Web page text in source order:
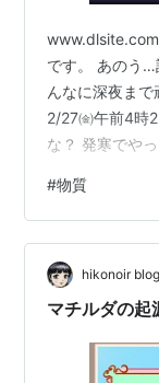
です。 あのう
んなに深夜ま
2/27㈮午前4時
な？ 発寒でや
です。 まいっ
ルファであり
す。 つまりこ
がある。 これ
ぬ。始まりと終
#物質
hikonoir blog
マチルダの起